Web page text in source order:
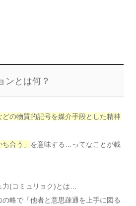
ンとは何？
どの物質的記号を媒介手段とした精神
合う」 を意味する…ってなことが載
(コミュリョク)とは…
略で「他者と意思疎通を上手に図る